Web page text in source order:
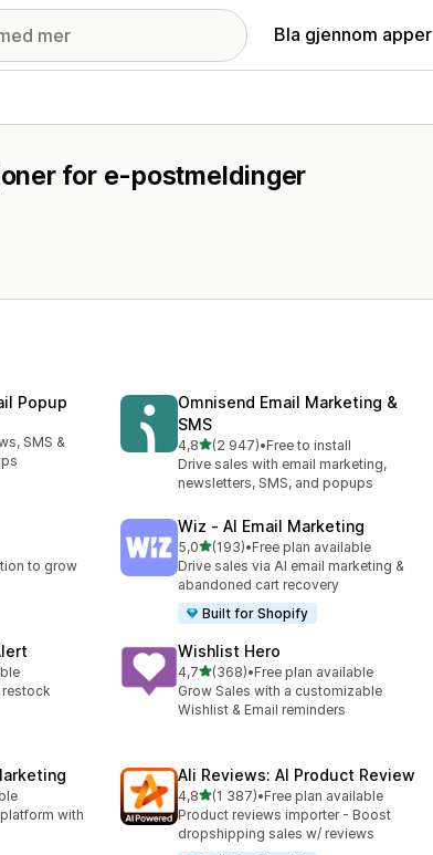
Bla gjennom apper
for e-postmeldinger
Popup
SMS &
Omnisend Email Marketing &
SMS
4,8av 5 stjerner
(2 947)
Totalt 2947 omtaler
•Free to install
Drive sales with email marketing,
newsletters, SMS, and popups
to grow
Wiz ‑ AI Email Marketing
5,0av 5 stjerner
(193)
Totalt 193 omtaler
•Free plan available
Drive sales via AI email marketing &
abandoned cart recovery
Built for Shopify
Wishlist Hero
4,7av 5 stjerner
(368)
Totalt 368 omtaler
•Free plan available
Grow Sales with a customizable
Wishlist & Email reminders
with
Ali Reviews: AI Product Review
4,8av 5 stjerner
(1 387)
Totalt 1387 omtaler
•Free plan available
Product reviews importer - Boost
dropshipping sales w/ reviews